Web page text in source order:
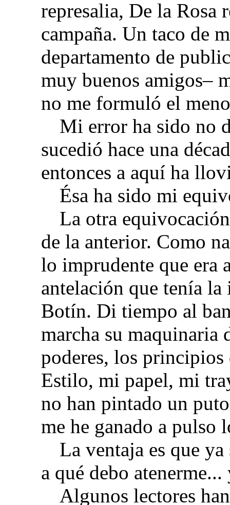
represalia, De la Rosa
campaña. Un taco de
departamento de
muy buenos amigos–
no me formuló el
Mi error ha sido no
sucedió hace una
entonces a aquí ha
Ésa ha sido mi
La otra
de la anterior. Como
lo imprudente que era
antelación que tenía
Botín. Di tiempo al
marcha su maquinaria
poderes, los
Estilo, mi papel, mi
no han pintado un
me he ganado a pulso
La ventaja es que
a qué debo
Algunos lectores